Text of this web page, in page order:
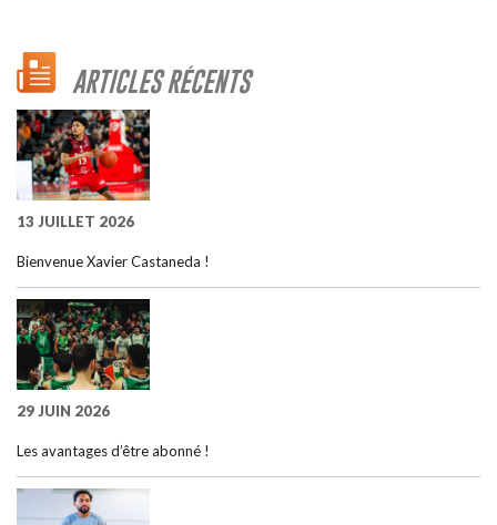
ARTICLES RÉCENTS
13 JUILLET 2026
Bienvenue Xavier Castaneda !
29 JUIN 2026
Les avantages d’être abonné !